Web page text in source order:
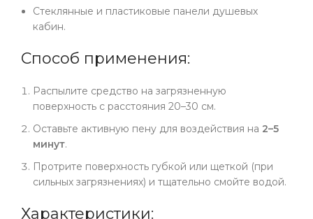
Стеклянные и пластиковые панели душевых
кабин.
Способ применения:
Распылите средство на загрязненную
поверхность с расстояния 20–30 см.
Оставьте активную пену для воздействия на 2–5
минут.
Протрите поверхность губкой или щеткой (при
сильных загрязнениях) и тщательно смойте водой.
Характеристики: